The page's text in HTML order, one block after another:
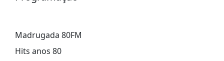
Madrugada 80FM
Hits anos 80